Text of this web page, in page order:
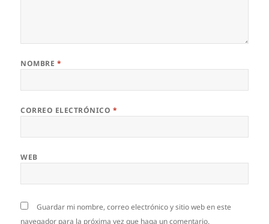
NOMBRE *
CORREO ELECTRÓNICO *
WEB
Guardar mi nombre, correo electrónico y sitio web en este
navegador para la próxima vez que haga un comentario.